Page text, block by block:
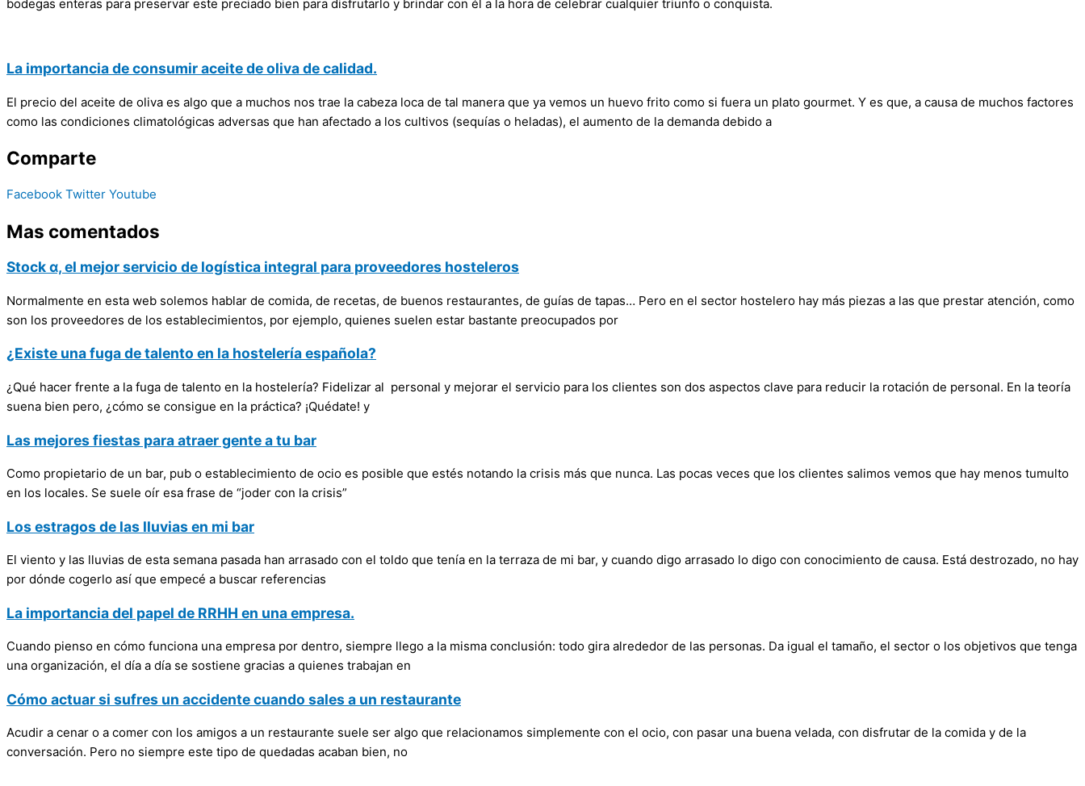
bodegas enteras para preservar este preciado bien para disfrutarlo y brindar con él a la hora de celebrar cualquier triunfo o conquista.
La importancia de consumir aceite de oliva de calidad.
El precio del aceite de oliva es algo que a muchos nos trae la cabeza loca de tal manera que ya vemos un huevo frito como si fuera un plato gourmet. Y es que, a causa de muchos factores
como las condiciones climatológicas adversas que han afectado a los cultivos (sequías o heladas), el aumento de la demanda debido a
Comparte
Facebook Twitter Youtube
Mas comentados
Stock α, el mejor servicio de logística integral para proveedores hosteleros
Normalmente en esta web solemos hablar de comida, de recetas, de buenos restaurantes, de guías de tapas… Pero en el sector hostelero hay más piezas a las que prestar atención, como
son los proveedores de los establecimientos, por ejemplo, quienes suelen estar bastante preocupados por
¿Existe una fuga de talento en la hostelería española?
¿Qué hacer frente a la fuga de talento en la hostelería? Fidelizar al personal y mejorar el servicio para los clientes son dos aspectos clave para reducir la rotación de personal. En la teoría
suena bien pero, ¿cómo se consigue en la práctica? ¡Quédate! y
Las mejores fiestas para atraer gente a tu bar
Como propietario de un bar, pub o establecimiento de ocio es posible que estés notando la crisis más que nunca. Las pocas veces que los clientes salimos vemos que hay menos tumulto
en los locales. Se suele oír esa frase de “joder con la crisis”
Los estragos de las lluvias en mi bar
El viento y las lluvias de esta semana pasada han arrasado con el toldo que tenía en la terraza de mi bar, y cuando digo arrasado lo digo con conocimiento de causa. Está destrozado, no hay
por dónde cogerlo así que empecé a buscar referencias
La importancia del papel de RRHH en una empresa.
Cuando pienso en cómo funciona una empresa por dentro, siempre llego a la misma conclusión: todo gira alrededor de las personas. Da igual el tamaño, el sector o los objetivos que tenga
una organización, el día a día se sostiene gracias a quienes trabajan en
Cómo actuar si sufres un accidente cuando sales a un restaurante
Acudir a cenar o a comer con los amigos a un restaurante suele ser algo que relacionamos simplemente con el ocio, con pasar una buena velada, con disfrutar de la comida y de la
conversación. Pero no siempre este tipo de quedadas acaban bien, no